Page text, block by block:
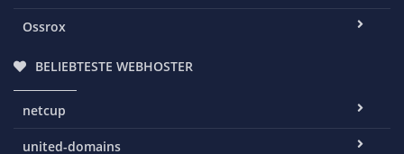
Ossrox
BELIEBTESTE WEBHOSTER
netcup
united-domains